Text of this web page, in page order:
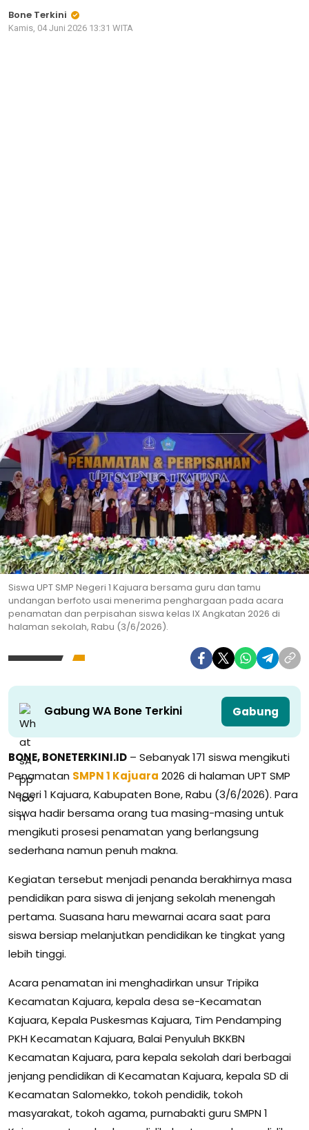
Bone Terkini
Kamis, 04 Juni 2026 13:31 WITA
Siswa UPT SMP Negeri 1 Kajuara bersama guru dan tamu
undangan berfoto usai menerima penghargaan pada acara
penamatan dan perpisahan siswa kelas IX Angkatan 2026 di
halaman sekolah, Rabu (3/6/2026).
Gabung WA Bone Terkini Gabung
BONE, BONETERKINI.ID – Sebanyak 171 siswa mengikuti
Penamatan SMPN 1 Kajuara 2026 di halaman UPT SMP
Negeri 1 Kajuara, Kabupaten Bone, Rabu (3/6/2026). Para
siswa hadir bersama orang tua masing-masing untuk
mengikuti prosesi penamatan yang berlangsung
sederhana namun penuh makna.
Kegiatan tersebut menjadi penanda berakhirnya masa
pendidikan para siswa di jenjang sekolah menengah
pertama. Suasana haru mewarnai acara saat para
siswa bersiap melanjutkan pendidikan ke tingkat yang
lebih tinggi.
Acara penamatan ini menghadirkan unsur Tripika
Kecamatan Kajuara, kepala desa se-Kecamatan
Kajuara, Kepala Puskesmas Kajuara, Tim Pendamping
PKH Kecamatan Kajuara, Balai Penyuluh BKKBN
Kecamatan Kajuara, para kepala sekolah dari berbagai
jenjang pendidikan di Kecamatan Kajuara, kepala SD di
Kecamatan Salomekko, tokoh pendidik, tokoh
masyarakat, tokoh agama, purnabakti guru SMPN 1